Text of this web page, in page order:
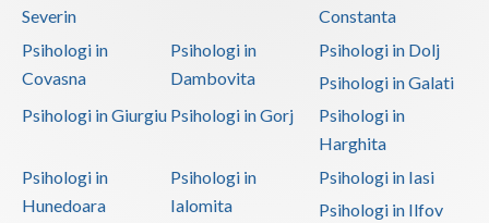
Severin
Constanta
Psihologi in
Covasna
Psihologi in
Dambovita
Psihologi in Dolj
Psihologi in Galati
Psihologi in Giurgiu Psihologi in Gorj
Psihologi in
Harghita
Psihologi in
Hunedoara
Psihologi in
Ialomita
Psihologi in Iasi
Psihologi in Ilfov